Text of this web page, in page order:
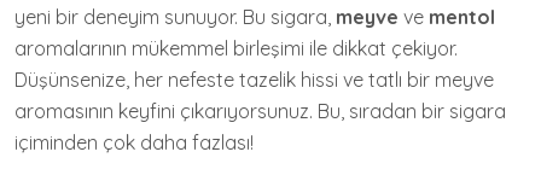
yeni bir deneyim sunuyor. Bu sigara, meyve ve mentol
aromalarının mükemmel birleşimi ile dikkat çekiyor.
Düşünsenize, her nefeste tazelik hissi ve tatlı bir meyve
aromasının keyfini çıkarıyorsunuz. Bu, sıradan bir sigara
içiminden çok daha fazlası!